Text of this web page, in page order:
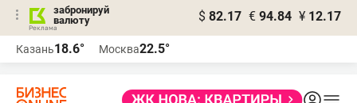
забронируй
валюту
$ 82.17 € 94.84 ¥ 12.17
Казань18.6° Москва22.5°